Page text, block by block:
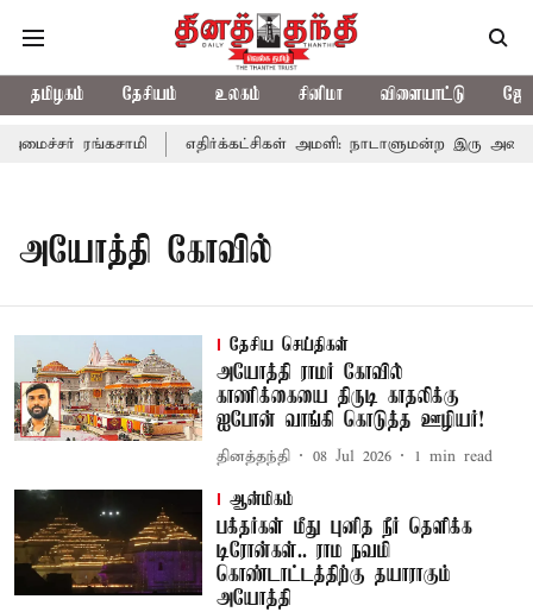
தமிழகம் தேசியம் உலகம் சினிமா விளையாட்டு
ரங்கசாமி எதிர்க்கட்சிகள் அமளி: நாடாளுமன்ற இரு
அயோத்தி கோவில்
தேசிய செய்திகள்
அயோத்தி ராமர் கோவில்
காணிக்கையை திருடி காதலிக்கு
ஐபோன் வாங்கி கொடுத்த ஊழியர்!
தினத்தந்தி 08 Jul 2026 1 min read
ஆன்மிகம்
பக்தர்கள் மீது புனித நீர் தெளிக்க
டிரோன்கள்.. ராம நவமி
கொண்டாட்டத்திற்கு தயாராகும்
அயோத்தி